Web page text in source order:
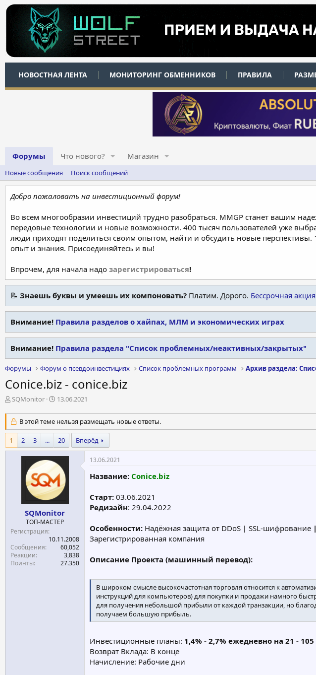
НОВОСТНАЯ ЛЕНТА МОНИТОРИНГ ОБМЕННИКОВ ПРАВИЛА
Форумы Что нового? Магазин
Новые сообщения Поиск сообщений
Добро пожаловать на инвестиционный форум!
Во всем многообразии инвестиций трудно разобраться. MMGP станет вашим
передовые технологии и новые возможности. 400 тысяч пользователей уже
люди приходят поделиться своим опытом, найти и обсудить новые
опыт и знания. Присоединяйтесь и вы!
Впрочем, для начала надо зарегистрироваться!
📝 Знаешь буквы и умеешь их компоновать? Платим. Дорого. Бессрочная
Внимание! Правила разделов о хайпах, МЛМ и экономических играх
Внимание! Правила раздела "Список проблемных/неактивных/закрытых"
Форумы Форум о псевдоинвестициях Список проблемных программ
Conice.biz - conice.biz
А
т
о
р
т
е
SQMonitor
Д
т
а
н
а
ч
а
а
13.06.2021
В этой теме нельзя размещать новые ответы.
1 2 3 ... 20 Вперёд
SQMonitor
ТОП-МАСТЕР
Регистрация
10.11.2008
Сообщения
60,052
Реакции
3,838
Поинты
27.350
13.06.2021
Название: Conice.biz
Старт: 03.06.2021
Редизайн: 29.04.2022
Особенности: Надёжная защита от DDoS | SSL-шифрование |
Зарегистрированная компания
Описание Проекта (машинный перевод):
В широком смысле высокочастотная торговля относится к
инструкций для компьютеров) для покупки и продажи намного
для получения небольшой прибыли от каждой транзакции, но
получаем большую прибыль.
Инвестиционные планы: 1,4% - 2,7% ежедневно на 21 -
Возврат Вклада: В конце
Начисление: Рабочие дни